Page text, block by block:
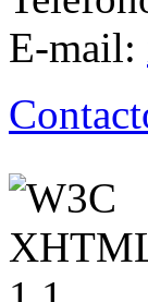
E-mail: